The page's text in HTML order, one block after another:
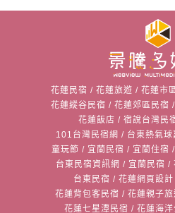
花蓮民宿 / 花蓮旅遊 / 花蓮市
花蓮縱谷民宿 / 花蓮郊區民宿 /
花蓮飯店 / 宿說台灣民
101台灣民宿網 / 台東熱氣球
童玩節 / 宜蘭民宿 / 宜蘭住宿 /
台東民宿資訊網 / 宜蘭民宿 /
台東民宿 / 花蓮網頁設計
花蓮背包客民宿 / 花蓮親子旅
花蓮七星潭民宿 / 花蓮海洋